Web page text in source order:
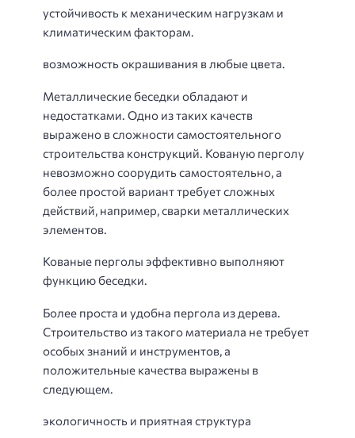
устойчивость к механическим нагрузкам и
климатическим факторам.
возможность окрашивания в любые цвета.
Металлические беседки обладают и
недостатками. Одно из таких качеств
выражено в сложности самостоятельного
строительства конструкций. Кованую перголу
невозможно соорудить самостоятельно, а
более простой вариант требует сложных
действий, например, сварки металлических
элементов.
Кованые перголы эффективно выполняют
функцию беседки.
Более проста и удобна пергола из дерева.
Строительство из такого материала не требует
особых знаний и инструментов, а
положительные качества выражены в
следующем.
экологичность и приятная структура